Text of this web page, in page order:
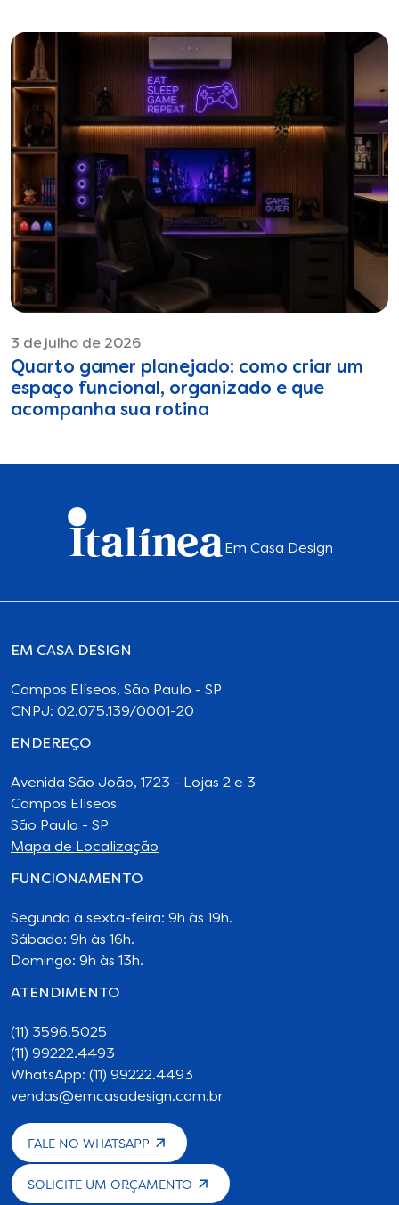
3 de julho de 2026
Quarto gamer planejado: como criar um
espaço funcional, organizado e que
acompanha sua rotina
Em Casa Design
EM CASA DESIGN
Campos Elíseos, São Paulo - SP
CNPJ: 02.075.139/0001-20
ENDEREÇO
Avenida São João, 1723 - Lojas 2 e 3
Campos Elíseos
São Paulo - SP
Mapa de Localização
FUNCIONAMENTO
Segunda à sexta-feira: 9h às 19h.
Sábado: 9h às 16h.
Domingo: 9h às 13h.
ATENDIMENTO
(11) 3596.5025
(11) 99222.4493
WhatsApp: (11) 99222.4493
vendas@emcasadesign.com.br
FALE NO WHATSAPP
SOLICITE UM ORÇAMENTO